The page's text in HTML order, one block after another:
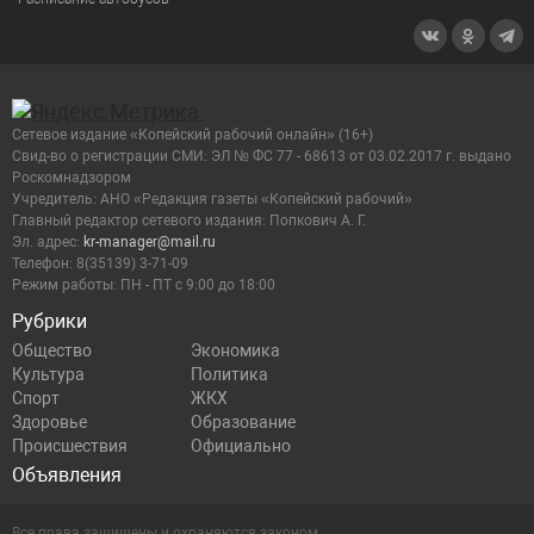
Рубрики
Общество
Экономика
Культура
Политика
Спорт
ЖКХ
Здоровье
Образование
Происшествия
Официально
Объявления
Сетевое издание «Копейский рабочий онлайн» (16+)
Cвид-во о регистрации СМИ: ЭЛ № ФС 77 - 68613 от 03.02.2017 г. выдано
Роскомнадзором
Учредитель: АНО «Редакция газеты «Копейский рабочий»
Главный редактор сетевого издания: Попкович А. Г.
Эл. адрес: kr-manager@mail.ru
Телефон: 8(35139) 3-71-09
Режим работы: ПН - ПТ с 9:00 до 18:00